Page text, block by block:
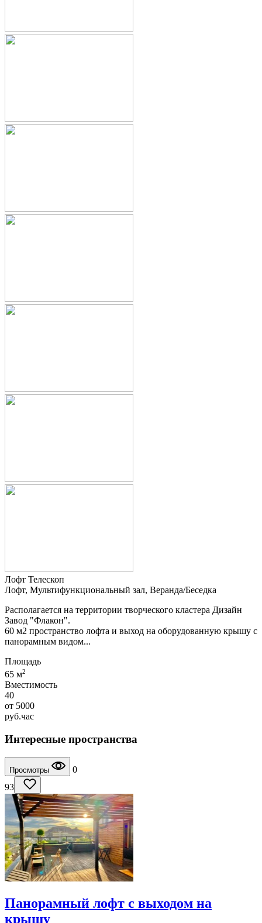
Лофт Телескоп
Лофт, Мультифункциональный зал, Веранда/Беседка
Располагается на территории творческого кластера Дизайн
Завод "Флакон".
60 м2 пространство лофта и выход на оборудованную крышу с
панорамным видом...
Площадь
65 м2
Вместимость
40
от 5000
руб.час
Интересные пространства
Просмотры
0
93
Панорамный лофт с выходом на
крышу